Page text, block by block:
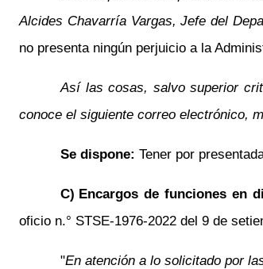
Alcides Chavarría Vargas, Jefe del
no presenta ningún perjuicio a la
Así las cosas, salvo superior
conoce el siguiente correo electrónico,
Se dispone:Tener por
C) Encargos de funciones en
oficio n.° STSE-1976-2022 del 9 de
"En atención a lo solicitado por